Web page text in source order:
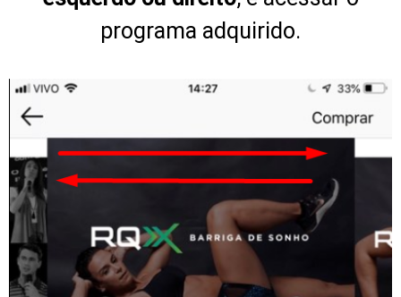
programa adquirido.